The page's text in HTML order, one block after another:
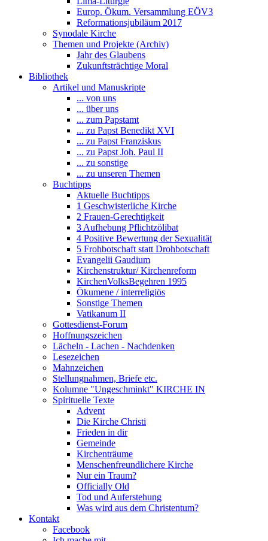
Europ. Ökum. Versammlung EÖV3
Reformationsjubiläum 2017
Synodale Kirche
Themen und Projekte (Archiv)
Jahr des Glaubens
Zukunftsträchtige Moral
Bibliothek
Artikel und Manuskripte
... von uns
... über uns
... zum Papstamt
... zu Papst Benedikt XVI
... zu Papst Franziskus
... zu Papst Joh. Paul II
... zu sonstige
... zu unseren Themen
Buchtipps
Aktuelle Buchtipps
1 Geschwisterliche Kirche
2 Frauen-Gerechtigkeit
3 Aufhebung Pflichtzölibat
4 Positive Bewertung der Sexualität
5 Frohbotschaft statt Drohbotschaft
Evangelii Gaudium
Kirchenstruktur/ Kirchenreform
KirchenVolksBegehren 1995
Ökumene / interreligiös
Sonstige Themen
Vatikanum II
Gottesdienst-Forum
Hoffnungszeichen
Lächeln - Lachen - Nachdenken
Lesezeichen
Mahnzeichen
Stellungnahmen, Briefe etc.
Kolumne "Ungeschminkt" KIRCHE IN
Spirituelle Texte
Advent
Die Kirche Christi
Frieden in dir
Gemeinde
Kirchenträume
Menschenfreundlichere Kirche
Nur ein Traum?
Officially Old
Tod und Auferstehung
Was wird aus dem Christentum?
Kontakt
Facebook